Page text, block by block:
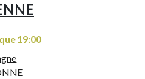
19:00